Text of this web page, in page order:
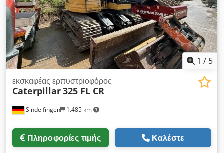
1 / 5
Sindelfingen 1.485 km
εκσκαφέας ερπυστριοφόρος
Caterpillar325 FL CR
Πληροφορίες τιμής Καλέστε